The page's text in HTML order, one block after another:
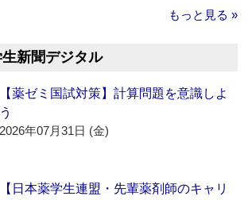
もっと見る »
新聞デジタル
【薬ゼミ国試対策】計算問題を意識しよ
う
2026年07月31日 (金)
【日本薬学生連盟・先輩薬剤師のキャリ